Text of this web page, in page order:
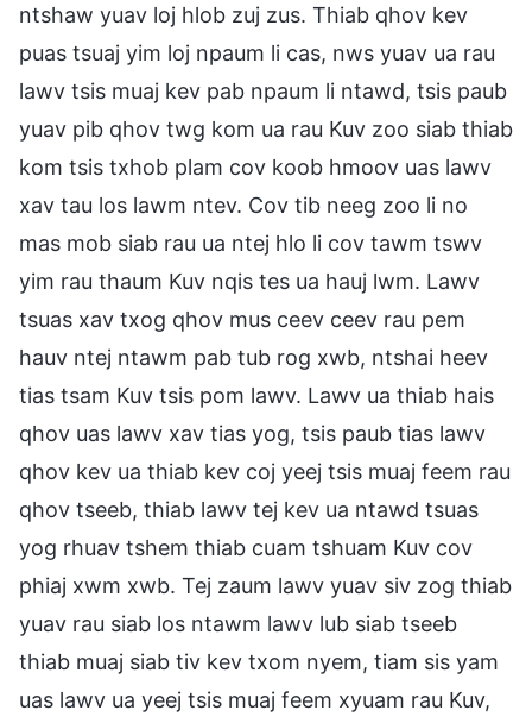
ntshaw yuav loj hlob zuj zus. Thiab qhov kev
puas tsuaj yim loj npaum li cas, nws yuav ua rau
lawv tsis muaj kev pab npaum li ntawd, tsis paub
yuav pib qhov twg kom ua rau Kuv zoo siab thiab
kom tsis txhob plam cov koob hmoov uas lawv
xav tau los lawm ntev. Cov tib neeg zoo li no
mas mob siab rau ua ntej hlo li cov tawm tswv
yim rau thaum Kuv nqis tes ua hauj lwm. Lawv
tsuas xav txog qhov mus ceev ceev rau pem
hauv ntej ntawm pab tub rog xwb, ntshai heev
tias tsam Kuv tsis pom lawv. Lawv ua thiab hais
qhov uas lawv xav tias yog, tsis paub tias lawv
qhov kev ua thiab kev coj yeej tsis muaj feem rau
qhov tseeb, thiab lawv tej kev ua ntawd tsuas
yog rhuav tshem thiab cuam tshuam Kuv cov
phiaj xwm xwb. Tej zaum lawv yuav siv zog thiab
yuav rau siab los ntawm lawv lub siab tseeb
thiab muaj siab tiv kev txom nyem, tiam sis yam
uas lawv ua yeej tsis muaj feem xyuam rau Kuv,